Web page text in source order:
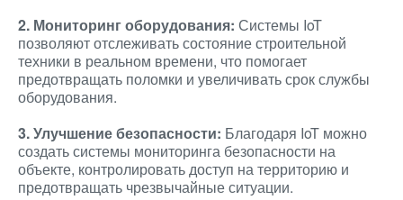
2. Мониторинг оборудования: Системы IoT
позволяют отслеживать состояние строительной
техники в реальном времени, что помогает
предотвращать поломки и увеличивать срок службы
оборудования.
3. Улучшение безопасности: Благодаря IoT можно
создать системы мониторинга безопасности на
объекте, контролировать доступ на территорию и
предотвращать чрезвычайные ситуации.